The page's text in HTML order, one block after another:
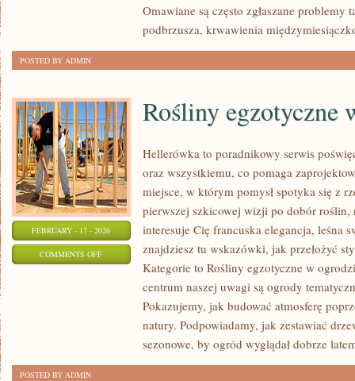
Omawiane są często zgłaszane problemy
podbrzusza, krwawienia
POSTED BY ADMIN
FEBRUARY - 17 - 2026
COMMENTS OFFON
EGZOTYCZNE
Rośliny egzotyczne
Hellerówka to poradnikowy serwis
oraz wszystkiemu, co pomaga
miejsce, w którym pomysł spotyka się z
pierwszej szkicowej wizji po dobór roślin,
interesuje Cię francuska elegancja, leśna
znajdziesz tu wskazówki, jak przełożyć
Kategorie to Rośliny egzotyczne w
centrum naszej uwagi są ogrody
Pokazujemy, jak budować atmosferę
natury. Podpowiadamy, jak zestawiać
sezonowe, by ogród wyglądał dobrze
POSTED BY ADMIN